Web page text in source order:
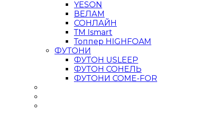
YESON
ВЕЛАМ
СОНЛАЙН
ТМ Ismart
Топпер HIGHFOAM
ФУТОНИ
ФУТОН USLEEP
ФУТОН СОНЕЛЬ
ФУТОНИ COME-FOR